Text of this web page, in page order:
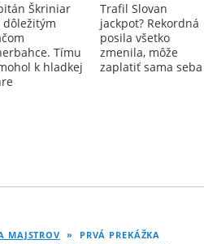
Škriniar
dôležitým
Tímu
k hladkej
Trafil Slovan
jackpot? Rekordná
posila všetko
zmenila, môže
zaplatiť sama seba
MAJSTROV »
PRVÁ PREKÁŽKA